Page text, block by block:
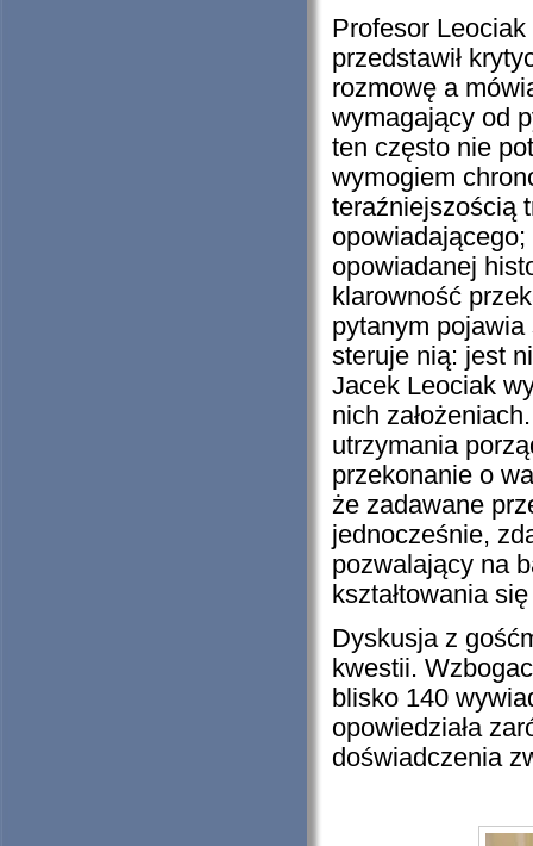
Profesor
przedstawił
rozmowę a
wymagający od
ten często nie
wymogiem
teraźniejszością
opowiadanej
klarowność
pytanym
steruje nią: jest
Jacek Leociak
nich
utrzymania
przekonanie o
że zadawane
jednocześnie,
pozwalający na
kształtowania
Dyskusja z
kwestii.
blisko 140
opowiedziała
doświadczenia